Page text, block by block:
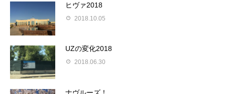
ヒヴァ2018
2018.10.05
UZの変化2018
2018.06.30